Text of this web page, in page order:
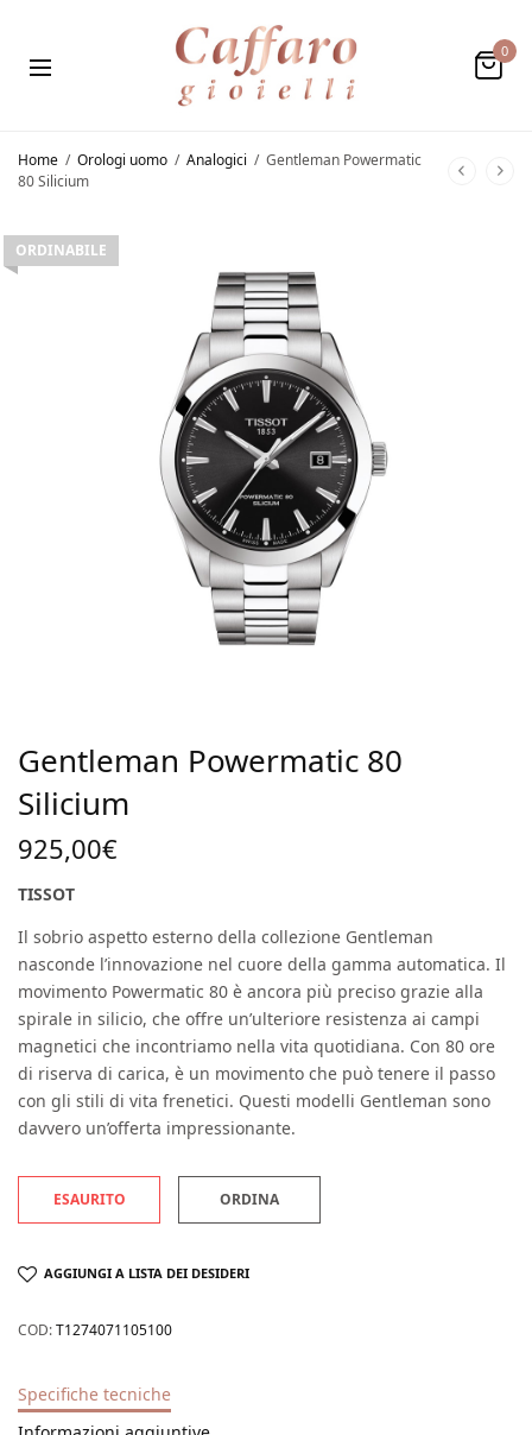
0
Home / Orologi uomo / Analogici / Gentleman Powermatic
80 Silicium
ORDINABILE
Gentleman Powermatic 80
Silicium
925,00€
TISSOT
Il sobrio aspetto esterno della collezione Gentleman
nasconde l’innovazione nel cuore della gamma automatica. Il
movimento Powermatic 80 è ancora più preciso grazie alla
spirale in silicio, che offre un’ulteriore resistenza ai campi
magnetici che incontriamo nella vita quotidiana. Con 80 ore
di riserva di carica, è un movimento che può tenere il passo
con gli stili di vita frenetici. Questi modelli Gentleman sono
davvero un’offerta impressionante.
ESAURITO ORDINA
AGGIUNGI A LISTA DEI DESIDERI
COD:T1274071105100
Specifiche tecniche